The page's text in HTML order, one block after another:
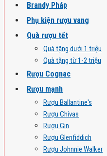
Brandy Pháp
Phụ kiện rượu vang
Quà rượu tết
Quà tặng dưới 1 triệu
Quà tặng từ 1-2 triệu
Rượu Cognac
Rượu mạnh
Rượu Ballantine's
Rượu Chivas
Rượu Gin
Rượu Glenfiddich
Rượu Johnnie Walker